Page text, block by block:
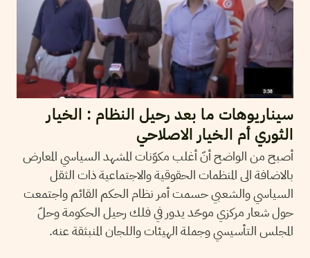
سيناريوهات ما بعد رحيل النظام : الخيار
الثوري أم الخيار الاصلاحي
أصبح من الواضح أنّ أغلب مكوّنات المشهد السياسي المعارض
بالاضافة الى المنظمات الحقوقية والاجتماعية ذات الثقل
السياسي والشعبي حسمت أمر نظام الحكم القائم واجتمعت
حول شعار مركزي موحّد يدور في فلك رحيل الحكومة وحلّ
المجلس التأسيسي وجملة الهيئات واللجان المنبثقة عنه.